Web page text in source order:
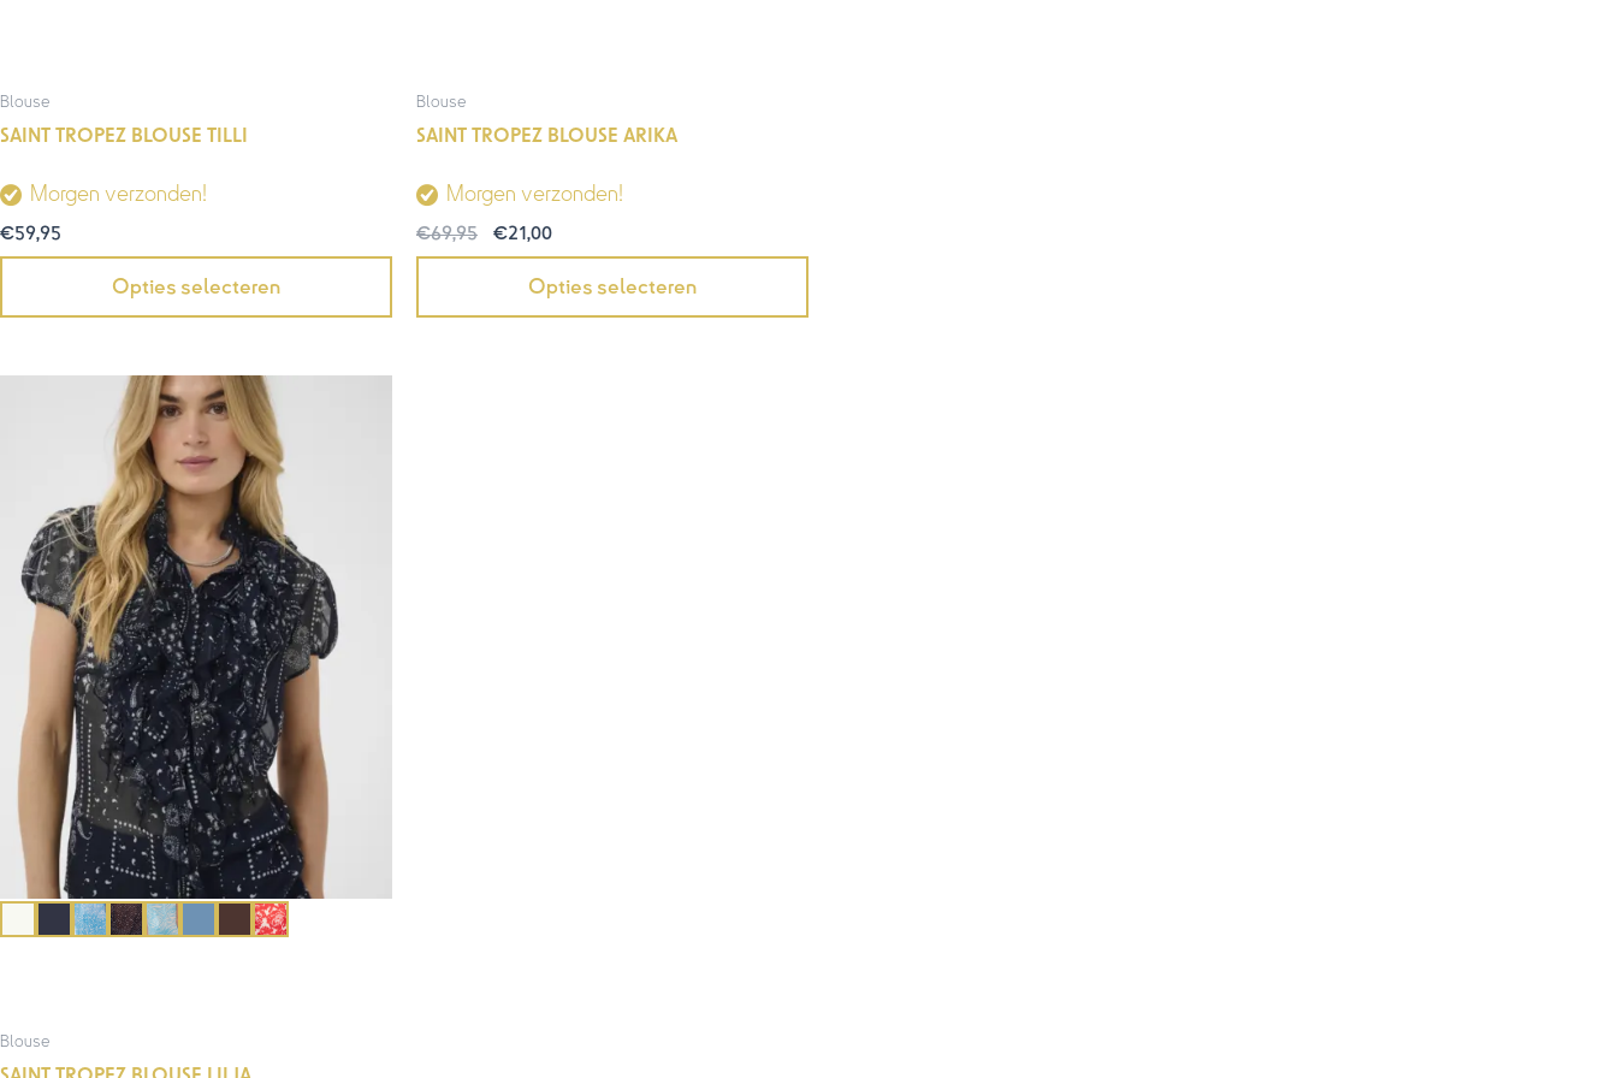
Blouse
SAINT TROPEZ BLOUSE TILLI
Morgen verzonden!
€59,95
Opties selecteren
Blouse
SAINT TROPEZ BLOUSE ARIKA
Morgen verzonden!
€69,95 €21,00
Opties selecteren
Blouse